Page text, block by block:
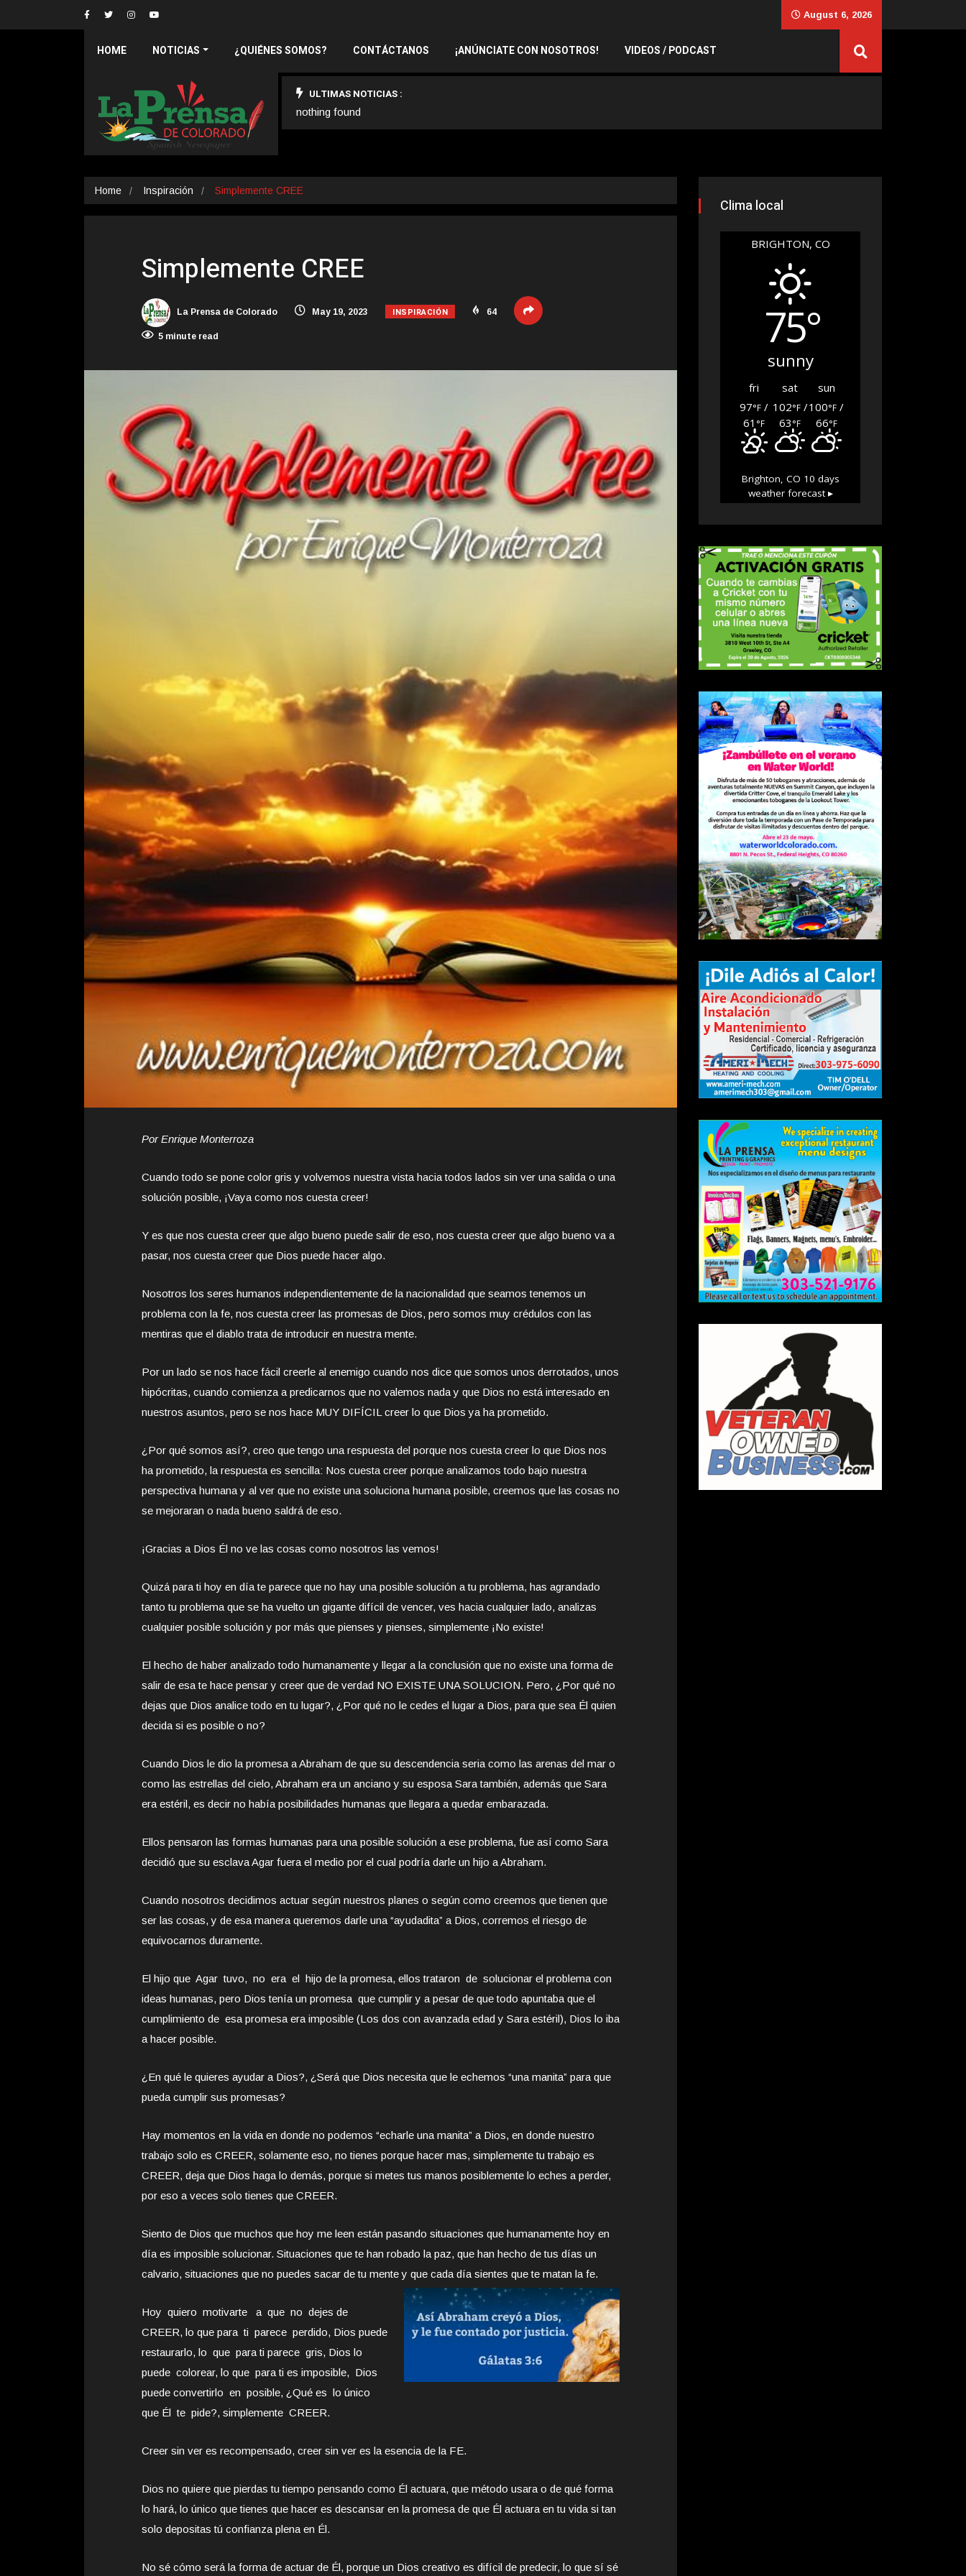
August 6, 2026
HOME NOTICIAS ¿QUIÉNES SOMOS? CONTÁCTANOS ¡ANÚNCIATE CON NOSOTROS! VIDEOS / PODCAST
ULTIMAS NOTICIAS :
nothing found
Home Inspiración Simplemente CREE
Simplemente CREE
La Prensa de Colorado May 19, 2023 INSPIRACIÓN 64
5 minute read
Por Enrique Monterroza
Cuando todo se pone color gris y volvemos nuestra vista hacia todos lados sin ver una salida o una
solución posible, ¡Vaya como nos cuesta creer!
Y es que nos cuesta creer que algo bueno puede salir de eso, nos cuesta creer que algo bueno va a
pasar, nos cuesta creer que Dios puede hacer algo.
Nosotros los seres humanos independientemente de la nacionalidad que seamos tenemos un
problema con la fe, nos cuesta creer las promesas de Dios, pero somos muy crédulos con las
mentiras que el diablo trata de introducir en nuestra mente.
Por un lado se nos hace fácil creerle al enemigo cuando nos dice que somos unos derrotados, unos
hipócritas, cuando comienza a predicarnos que no valemos nada y que Dios no está interesado en
nuestros asuntos, pero se nos hace MUY DIFÍCIL creer lo que Dios ya ha prometido.
¿Por qué somos así?, creo que tengo una respuesta del porque nos cuesta creer lo que Dios nos
ha prometido, la respuesta es sencilla: Nos cuesta creer porque analizamos todo bajo nuestra
perspectiva humana y al ver que no existe una soluciona humana posible, creemos que las cosas no
se mejoraran o nada bueno saldrá de eso.
¡Gracias a Dios Él no ve las cosas como nosotros las vemos!
Quizá para ti hoy en día te parece que no hay una posible solución a tu problema, has agrandado
tanto tu problema que se ha vuelto un gigante difícil de vencer, ves hacia cualquier lado, analizas
cualquier posible solución y por más que pienses y pienses, simplemente ¡No existe!
El hecho de haber analizado todo humanamente y llegar a la conclusión que no existe una forma de
salir de esa te hace pensar y creer que de verdad NO EXISTE UNA SOLUCION. Pero, ¿Por qué no
dejas que Dios analice todo en tu lugar?, ¿Por qué no le cedes el lugar a Dios, para que sea Él quien
decida si es posible o no?
Cuando Dios le dio la promesa a Abraham de que su descendencia seria como las arenas del mar o
como las estrellas del cielo, Abraham era un anciano y su esposa Sara también, además que Sara
era estéril, es decir no había posibilidades humanas que llegara a quedar embarazada.
Ellos pensaron las formas humanas para una posible solución a ese problema, fue así como Sara
decidió que su esclava Agar fuera el medio por el cual podría darle un hijo a Abraham.
Cuando nosotros decidimos actuar según nuestros planes o según como creemos que tienen que
ser las cosas, y de esa manera queremos darle una “ayudadita” a Dios, corremos el riesgo de
equivocarnos duramente.
El hijo que Agar tuvo, no era el hijo de la promesa, ellos trataron de solucionar el problema con
ideas humanas, pero Dios tenía un promesa que cumplir y a pesar de que todo apuntaba que el
cumplimiento de esa promesa era imposible (Los dos con avanzada edad y Sara estéril), Dios lo iba
a hacer posible.
¿En qué le quieres ayudar a Dios?, ¿Será que Dios necesita que le echemos “una manita” para que
pueda cumplir sus promesas?
Hay momentos en la vida en donde no podemos “echarle una manita” a Dios, en donde nuestro
trabajo solo es CREER, solamente eso, no tienes porque hacer mas, simplemente tu trabajo es
CREER, deja que Dios haga lo demás, porque si metes tus manos posiblemente lo eches a perder,
por eso a veces solo tienes que CREER.
Siento de Dios que muchos que hoy me leen están pasando situaciones que humanamente hoy en
día es imposible solucionar. Situaciones que te han robado la paz, que han hecho de tus días un
calvario, situaciones que no puedes sacar de tu mente y que cada día sientes que te matan la fe.
Hoy quiero motivarte a que no dejes de
CREER, lo que para ti parece perdido, Dios puede
restaurarlo, lo que para ti parece gris, Dios lo
puede colorear, lo que para ti es imposible, Dios
puede convertirlo en posible, ¿Qué es lo único
que Él te pide?, simplemente CREER.
Creer sin ver es recompensado, creer sin ver es la esencia de la FE.
Dios no quiere que pierdas tu tiempo pensando como Él actuara, que método usara o de qué forma
lo hará, lo único que tienes que hacer es descansar en la promesa de que Él actuara en tu vida si tan
solo depositas tú confianza plena en Él.
No sé cómo será la forma de actuar de Él, porque un Dios creativo es difícil de predecir, lo que sí sé
Clima local
BRIGHTON, CO
75°
sunny
fri sat
sun
97°F /
61 °F
102°F/
63°F
100°F /
66°F
Brighton, CO 10 days
weather forecast ▸